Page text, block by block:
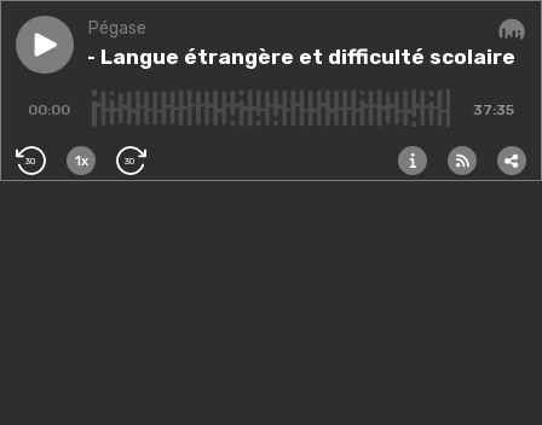
Play episodeMdP #11 - Langue étrangère et difficulté scolaire
Pégase
#11 - Langue étrangère et difficulté scolaire
00:00 37:35
30 1x 30